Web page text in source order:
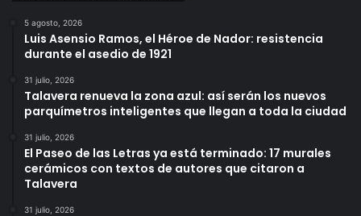
5 agosto, 2026
Luis Asensio Ramos, el Héroe de Nador: resistencia
durante el asedio de 1921
31 julio, 2026
Talavera renueva la zona azul: así serán los nuevos
parquímetros inteligentes que llegan a toda la ciudad
31 julio, 2026
El Paseo de las Letras ya está terminado: 17 murales
cerámicos con textos de autores que citaron a
Talavera
31 julio, 2026